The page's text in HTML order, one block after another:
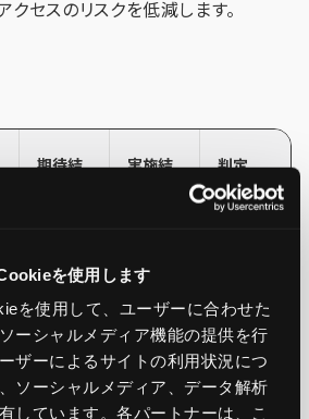
を使用します
を使用して、ユーザーに合わせた
ーシャルメディア機能の提供を行
ザーによるサイトの利用状況につ
ソーシャルメディア、データ解析
しています。各パートナーは、こ
クセスのリスクを低減します。
期待結
実施結
判定
あるこ
と
パブリッ
パブリッ
OK